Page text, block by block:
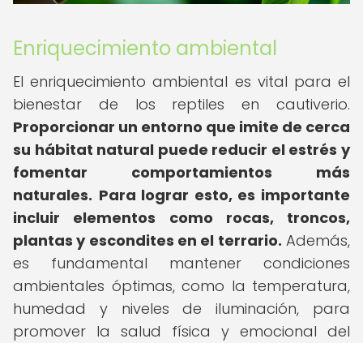
Enriquecimiento ambiental
El enriquecimiento ambiental es vital para el
bienestar de los reptiles en cautiverio.
Proporcionar un entorno que imite de cerca
su hábitat natural puede reducir el estrés y
fomentar comportamientos más
naturales. Para lograr esto, es importante
incluir elementos como rocas, troncos,
plantas y escondites en el terrario. Además,
es fundamental mantener condiciones
ambientales óptimas, como la temperatura,
humedad y niveles de iluminación, para
promover la salud física y emocional del